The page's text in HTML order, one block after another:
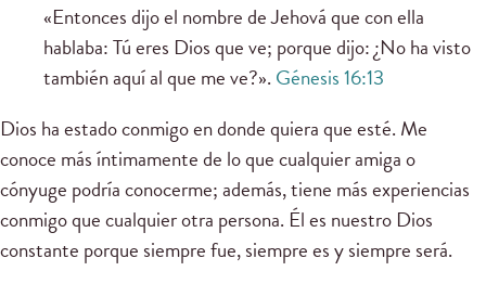
«Entonces dijo el nombre de Jehová que con ella
hablaba: Tú eres Dios que ve; porque dijo: ¿No ha visto
también aquí al que me ve?». Génesis 16:13
Dios ha estado conmigo en donde quiera que esté. Me
conoce más íntimamente de lo que cualquier amiga o
cónyuge podría conocerme; además, tiene más experiencias
conmigo que cualquier otra persona. Él es nuestro Dios
constante porque siempre fue, siempre es y siempre será.